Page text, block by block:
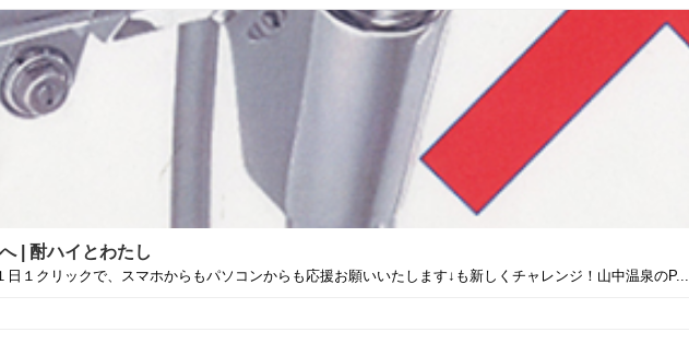
| 酎ハイとわたし
１クリックで、スマホからもパソコンからも応援お願いいたします↓も新しくチャレンジ！山中温泉のP...